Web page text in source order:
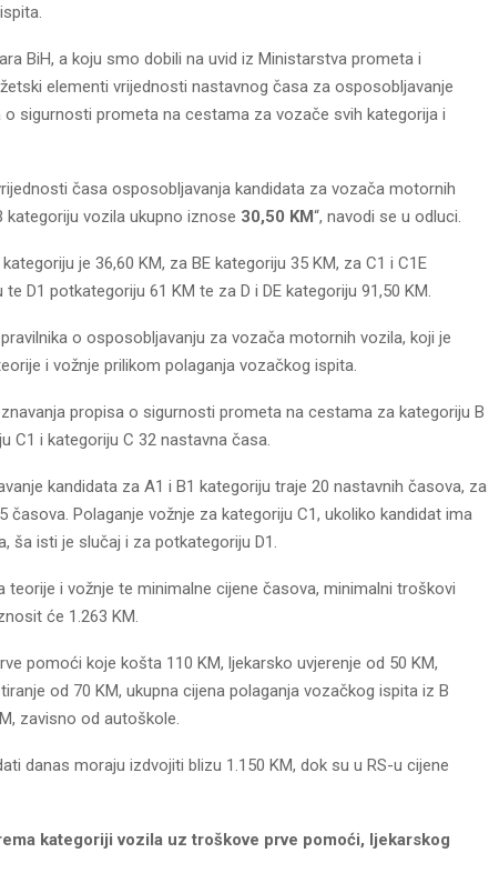
BiH, a koju smo dobili na uvid iz Ministarstva prometa i
elementi vrijednosti nastavnog časa za osposobljavanje
sigurnosti prometa na cestama za vozače svih kategorija i
časa osposobljavanja kandidata za vozača motornih
vozila ukupno iznose 30,50 KM“, navodi se u odluci.
je 36,60 KM, za BE kategoriju 35 KM, za C1 i C1E
D1 potkategoriju 61 KM te za D i DE kategoriju 91,50 KM.
o osposobljavanju za vozača motornih vozila, koji je
i vožnje prilikom polaganja vozačkog ispita.
propisa o sigurnosti prometa na cestama za kategoriju B
C1 i kategoriju C 32 nastavna časa.
kandidata za A1 i B1 kategoriju traje 20 nastavnih časova, za
Polaganje vožnje za kategoriju C1, ukoliko kandidat ima
ša isti je slučaj i za potkategoriju D1.
i vožnje te minimalne cijene časova, minimalni troškovi
će 1.263 KM.
pomoći koje košta 110 KM, ljekarsko uvjerenje od 50 KM,
od 70 KM, ukupna cijena polaganja vozačkog ispita iz B
zavisno od autoškole.
danas moraju izdvojiti blizu 1.150 KM, dok su u RS-u cijene
kategoriji vozila uz troškove prve pomoći, ljekarskog